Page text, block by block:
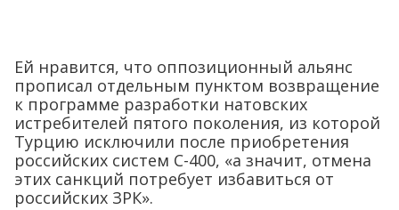
Ей нравится, что оппозиционный альянс
прописал отдельным пунктом возвращение
к программе разработки натовских
истребителей пятого поколения, из которой
Турцию исключили после приобретения
российских систем С-400, «а значит, отмена
этих санкций потребует избавиться от
российских ЗРК».